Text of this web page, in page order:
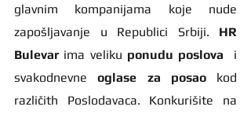
glavnim kompanijama koje nude
zapošljavanje u Republici Srbiji. HR
Bulevar ima veliku ponudu poslova
  i
svakodnevne oglase za posao kod